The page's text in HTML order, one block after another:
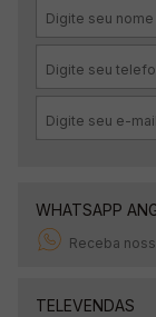
WHATSAPP
Receba
TELEVENDAS